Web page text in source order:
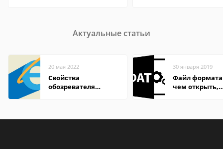
Актуальные статьи
20 мая 2022
Свойства
обозревателя
30 января 2019
Файл формата
чем открыть,